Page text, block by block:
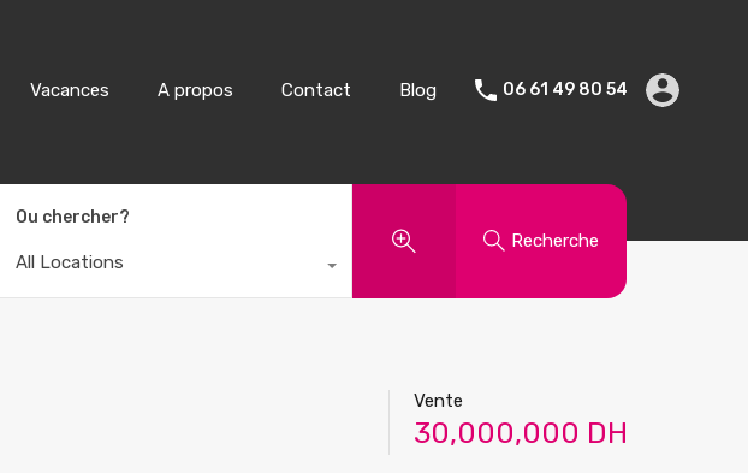
Vacances A propos Contact Blog 06 61 49 80 54
Ou chercher?
All Locations
Recherche
Vente
30,000,000 DH